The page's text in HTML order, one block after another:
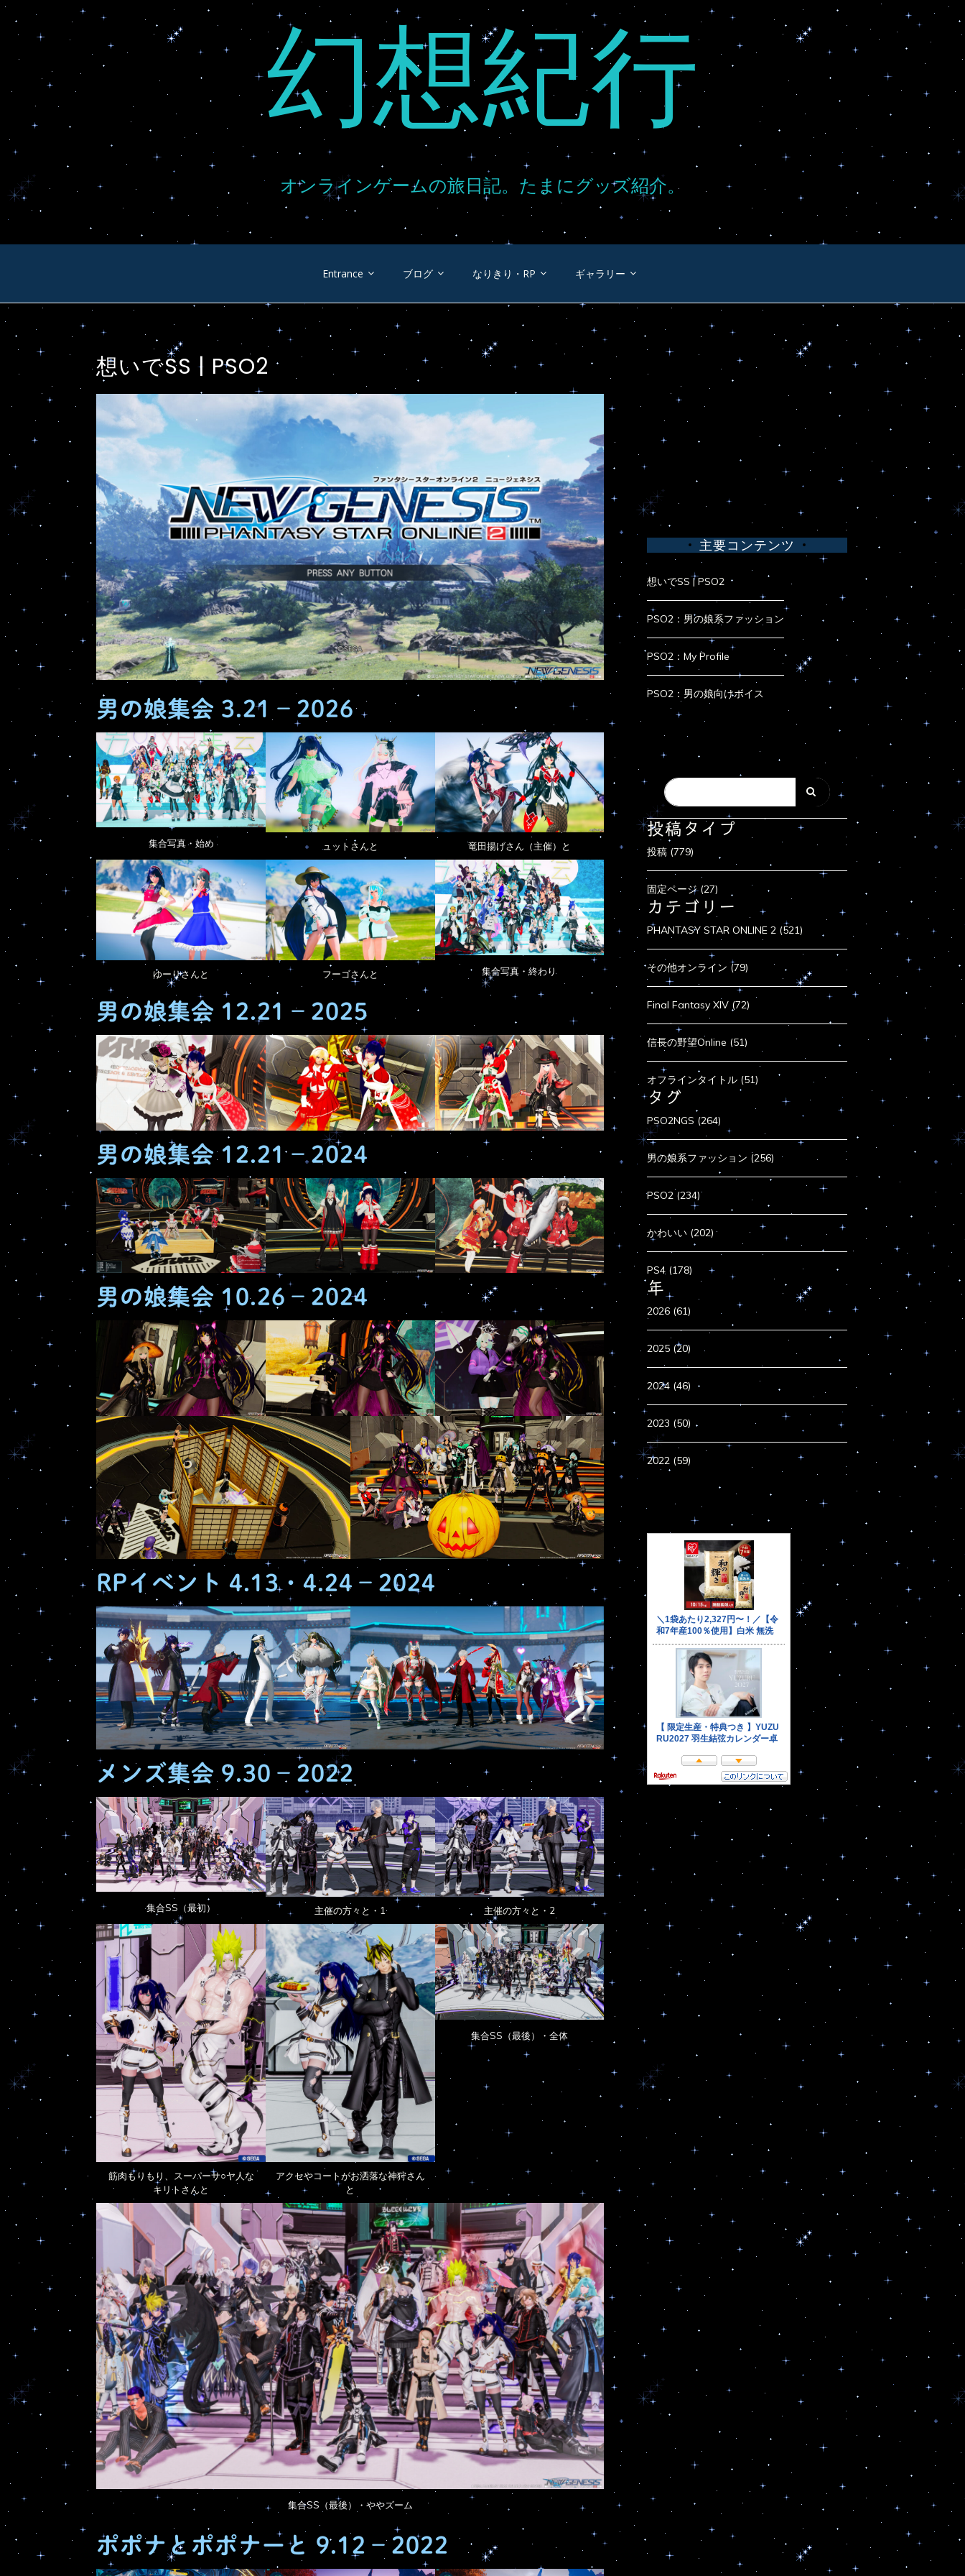
Skip
content
幻想紀行
オンラインゲームの旅日記。たまにグッズ紹介。
Entrance ブログ なりきり・RP ギャラリー
想いでSS | PSO2
男の娘集会 3.21 – 2026
集合写真・始め ュットさんと 竜田揚げさん（主催）と
ゆーりさんと フーゴさんと 集合写真・終わり
男の娘集会 12.21 – 2025
男の娘集会 12.21 – 2024
男の娘集会 10.26 – 2024
RPイベント 4.13・4.24 – 2024
メンズ集会 9.30 – 2022
集合SS（最初） 主催の方々と・1 主催の方々と・2
筋肉もりもり、スーパーサ○ヤ人な
キリトさんと
アクセやコートがお洒落な神狩さん
と
集合SS（最後）・全体
集合SS（最後）・ややズーム
ポポナとポポナーと 9.12 – 2022
主要コンテンツ
想いでSS | PSO2
PSO2：男の娘系ファッション
PSO2：My Profile
PSO2：男の娘向けボイス
投稿タイプ
投稿 (779)
固定ページ (27)
カテゴリー
PHANTASY STAR ONLINE 2 (521)
その他オンライン (79)
Final Fantasy XIV (72)
信長の野望Online (51)
オフラインタイトル (51)
タグ
PSO2NGS (264)
男の娘系ファッション (256)
PSO2 (234)
かわいい (202)
PS4 (178)
年
2026 (61)
2025 (20)
2024 (46)
2023 (50)
2022 (59)